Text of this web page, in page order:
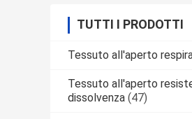
TUTTI I PRODOTTI
Tessuto all'aperto
Tessuto all'aperto
dissolvenza (47)